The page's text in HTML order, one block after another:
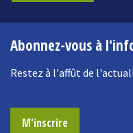
Abonnez-vous à
Restez à l'affût de
M'inscrire